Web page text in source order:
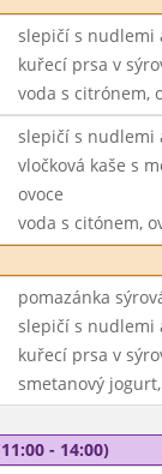
slepičí s nudlemi
kuřecí prsa v
voda s citrónem,
slepičí s nudlemi
vločková kaše s
ovoce
voda s citónem,
pomazánka
slepičí s nudlemi
kuřecí prsa v
smetanový
- 14:00)